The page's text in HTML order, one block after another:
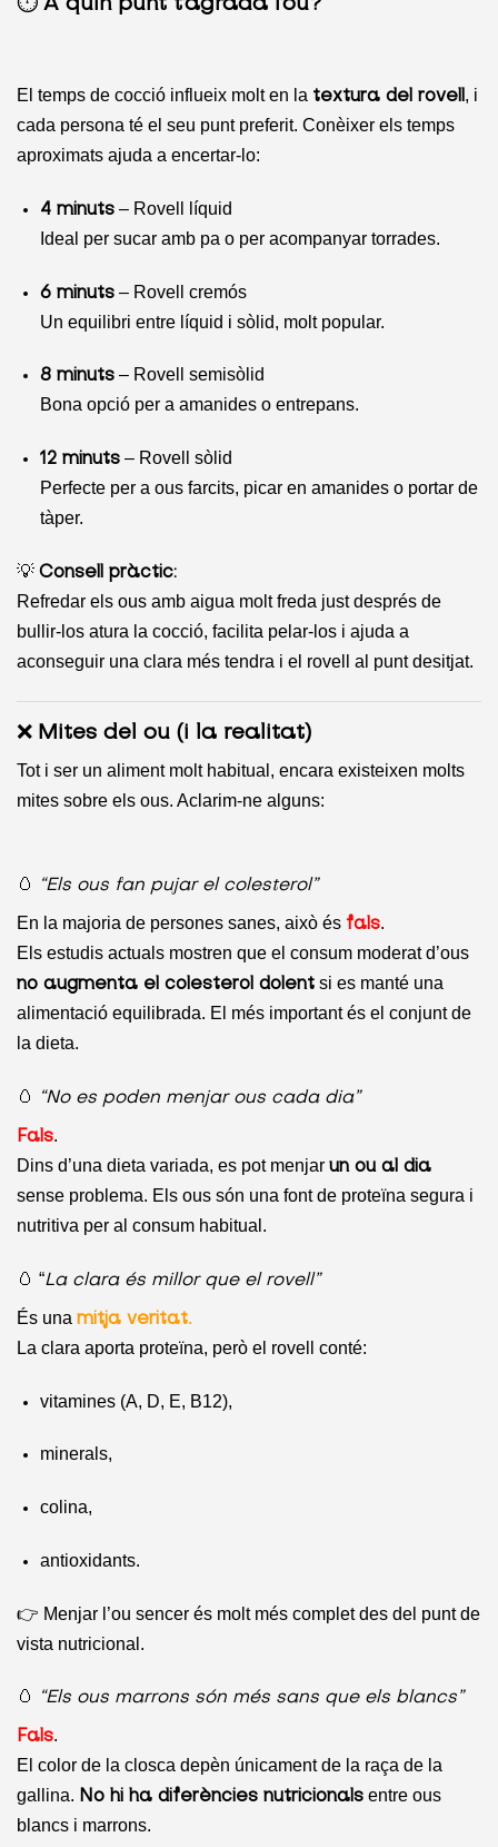
El temps de cocció influeix molt en la textura del rovell , i
cada persona té el seu punt preferit. Conèixer els temps
aproximats ajuda a encertar-lo:
4 minuts– Rovell líquid
Ideal per sucar amb pa o per acompanyar torrades.
6 minuts– Rovell cremós
Un equilibri entre líquid i sòlid, molt popular.
8 minuts– Rovell semisòlid
Bona opció per a amanides o entrepans.
12 minuts– Rovell sòlid
Perfecte per a ous farcits, picar en amanides o portar de
tàper.
💡 Consell pràctic:
Refredar els ous amb aigua molt freda just després de
bullir-los atura la cocció, facilita pelar-los i ajuda a
aconseguir una clara més tendra i el rovell al punt desitjat.
❌ Mites del ou (i la realitat)
Tot i ser un aliment molt habitual, encara existeixen molts
mites sobre els ous. Aclarim-ne alguns:
🥚 “Els ous fan pujar el colesterol”
En la majoria de persones sanes, això és fals.
Els estudis actuals mostren que el consum moderat d’ous
no augmenta el colesterol dolent si es manté una
alimentació equilibrada. El més important és el conjunt de
la dieta.
🥚 “No es poden menjar ous cada dia”
Fals.
Dins d’una dieta variada, es pot menjar un ou al dia
sense problema. Els ous són una font de proteïna segura i
nutritiva per al consum habitual.
🥚 “La clara és millor que el rovell”
És una mitja veritat.
La clara aporta proteïna, però el rovell conté:
vitamines (A, D, E, B12),
minerals,
colina,
antioxidants.
👉 Menjar l’ou sencer és molt més complet des del punt de
vista nutricional.
🥚 “Els ous marrons són més sans que els blancs”
Fals.
El color de la closca depèn únicament de la raça de la
gallina. No hi ha diferències nutricionals entre ous
blancs i marrons.